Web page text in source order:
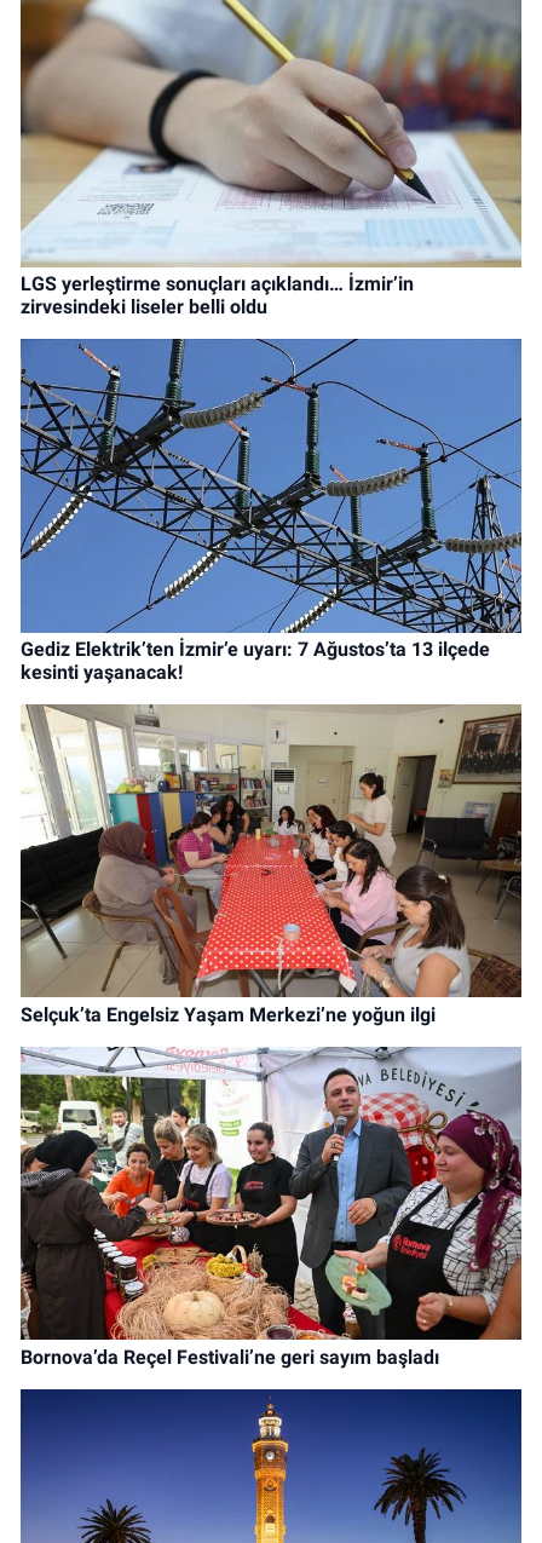
LGS yerleştirme sonuçları açıklandı… İzmir’in
zirvesindeki liseler belli oldu
Gediz Elektrik’ten İzmir’e uyarı: 7 Ağustos’ta 13 ilçede
kesinti yaşanacak!
Selçuk’ta Engelsiz Yaşam Merkezi’ne yoğun ilgi
Bornova’da Reçel Festivali’ne geri sayım başladı